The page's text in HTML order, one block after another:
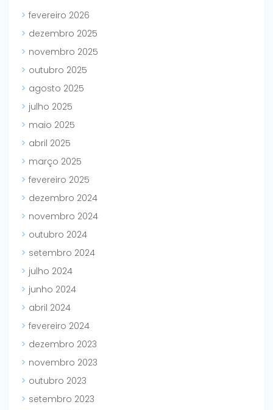
fevereiro 2026
dezembro 2025
novembro 2025
outubro 2025
agosto 2025
julho 2025
maio 2025
abril 2025
março 2025
fevereiro 2025
dezembro 2024
novembro 2024
outubro 2024
setembro 2024
julho 2024
junho 2024
abril 2024
fevereiro 2024
dezembro 2023
novembro 2023
outubro 2023
setembro 2023